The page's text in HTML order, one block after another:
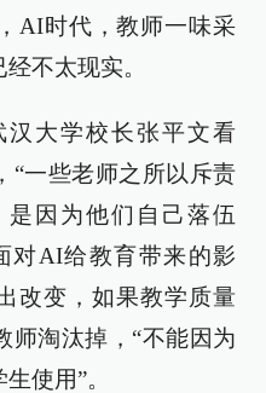
AI时代，教师一味采
不太现实。
大学校长张平文看
“一些老师之所以斥责
因为他们自己落伍
对AI给教育带来的影
改变，如果教学质量
师淘汰掉，“不能因为
使用”。